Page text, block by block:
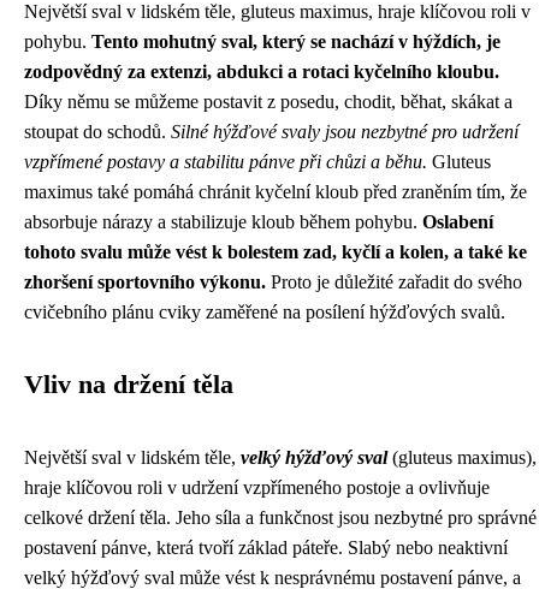
Největší sval v lidském těle, gluteus maximus, hraje klíčovou roli v
pohybu. Tento mohutný sval, který se nachází v hýždích, je
zodpovědný za extenzi, abdukci a rotaci kyčelního kloubu.
Díky němu se můžeme postavit z posedu, chodit, běhat, skákat a
stoupat do schodů. Silné hýžďové svaly jsou nezbytné pro udržení
vzpřímené postavy a stabilitu pánve při chůzi a běhu. Gluteus
maximus také pomáhá chránit kyčelní kloub před zraněním tím, že
absorbuje nárazy a stabilizuje kloub během pohybu. Oslabení
tohoto svalu může vést k bolestem zad, kyčlí a kolen, a také ke
zhoršení sportovního výkonu. Proto je důležité zařadit do svého
cvičebního plánu cviky zaměřené na posílení hýžďových svalů.
Vliv na držení těla
Největší sval v lidském těle, velký hýžďový sval(gluteus maximus),
hraje klíčovou roli v udržení vzpřímeného postoje a ovlivňuje
celkové držení těla. Jeho síla a funkčnost jsou nezbytné pro správné
postavení pánve, která tvoří základ páteře. Slabý nebo neaktivní
velký hýžďový sval může vést k nesprávnému postavení pánve, a